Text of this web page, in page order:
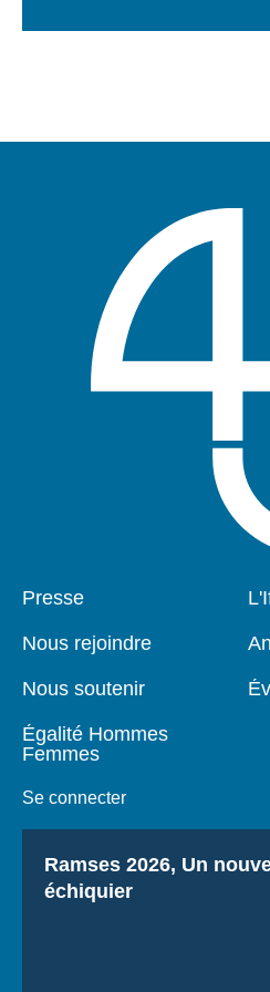
Pied
Presse
Nous rejoindre
Nous soutenir
Égalité Hommes
Femmes
Se connecter
Titre
Ramses 2026, Un
échiquier